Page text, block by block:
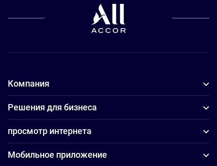
Компания
Решения для бизнеса
просмотр интернета
Мобильное приложение